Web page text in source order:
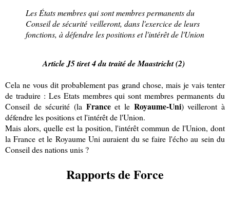
Les États membres qui sont membres permanents du
Conseil de sécurité veilleront, dans l'exercice de leurs
fonctions, à défendre les positions et l'intérêt de l'Union
Article J5 tiret 4 du traité de Maastricht (2)
Cela ne vous dit probablement pas grand chose, mais je vais tenter
de traduire : Les Etats membres qui sont membres permanents du
Conseil de sécurité (la Franceet le Royaume-Uni) veilleront à
défendre les positions et l'intérêt de l'Union.
Mais alors, quelle est la position, l'intérêt commun de l'Union, dont
la France et le Royaume Uni auraient du se faire l'écho au sein du
Conseil des nations unis ?
Rapports de Force